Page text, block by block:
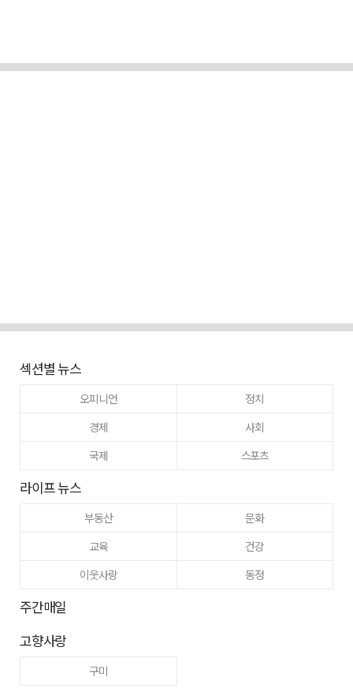
섹션별 뉴스
오피니언
정치
경제
사회
국제
스포츠
라이프 뉴스
부동산
문화
교육
건강
이웃사랑
동정
주간매일
고향사랑
구미